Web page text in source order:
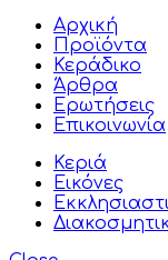
Αρχική
Προϊόντα
Κεράδικο
Άρθρα
Ερωτήσεις
Επικοινωνία
Κεριά
Εικόνες